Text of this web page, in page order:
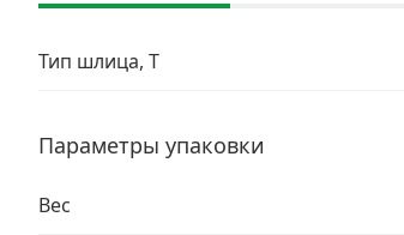
Тип шлица, T
Параметры упаковки
Вес